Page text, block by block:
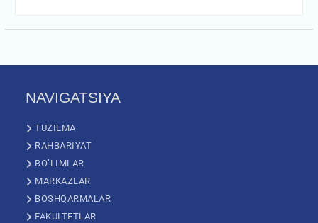
NAVIGATSIYA
TUZILMA
RAHBARIYAT
BO’LIMLAR
MARKAZLAR
BOSHQARMALAR
FAKULTETLAR